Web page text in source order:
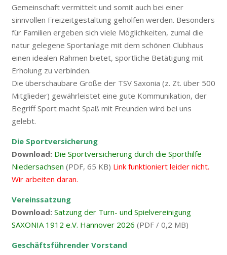
Gemeinschaft vermittelt und somit auch bei einer
sinnvollen Freizeitgestaltung geholfen werden. Besonders
für Familien ergeben sich viele Möglichkeiten, zumal die
natur gelegene Sportanlage mit dem schönen Clubhaus
einen idealen Rahmen bietet, sportliche Betätigung mit
Erholung zu verbinden.
Die überschaubare Größe der TSV Saxonia (z. Zt. über 500
Mitglieder) gewährleistet eine gute Kommunikation, der
Begriff Sport macht Spaß mit Freunden wird bei uns
gelebt.
Die Sportversicherung
Download: Die Sportversicherung durch die Sporthilfe
Niedersachsen (PDF, 65 KB) Link funktioniert leider nicht.
Wir arbeiten daran.
Vereinssatzung
Download: Satzung der Turn- und Spielvereinigung
SAXONIA 1912 e.V. Hannover 2026 (PDF / 0,2 MB)
Geschäftsführender Vorstand